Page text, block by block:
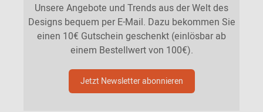
Unsere Angebote und Trends aus der Welt des
Designs bequem per E-Mail. Dazu bekommen Sie
einen 10€ Gutschein geschenkt (einlösbar ab
einem Bestellwert von 100€).
Jetzt Newsletter abonnieren